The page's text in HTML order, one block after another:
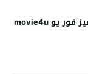
تحميل تطبيق موفيز فور يو movie4u